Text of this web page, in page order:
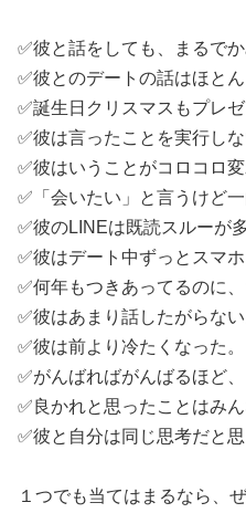
✅彼と話をしても、まるでか
✅彼とのデートの話はほとん
✅誕生日クリスマスもプレゼ
✅彼は言ったことを実行し
✅彼はいうことがコロコロ変
✅「会いたい」と言うけど一
✅彼のLINEは既読スルーが多
✅彼はデート中ずっとスマホ
✅何年もつきあってるのに
✅彼はあまり話したがらない
✅彼は前より冷たくなった。
✅がんばればがんばるほど、
✅良かれと思ったことはみん
✅彼と自分は同じ思考だと思
１つでも当てはまるなら、